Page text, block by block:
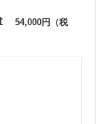
54,000円（税